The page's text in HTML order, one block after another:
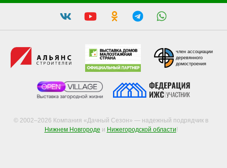
© 2002–2026 Компания «Дачный Сезон» — надежный подрядчик в
Нижнем Новгороде и Нижегородской области!
член ассоциации
деревянного
домостроения